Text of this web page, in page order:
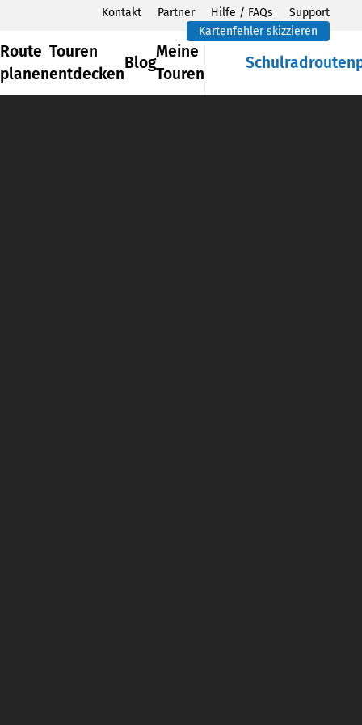
Kontakt Partner Hilfe / FAQs
Support
Kartenfehler skizzieren
Route
planen
Touren
entdecken
Blog
Meine
Touren